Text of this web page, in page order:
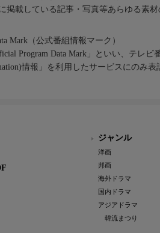
掲載している記事・写真等あらゆる素材
Mark（公式番組情報マーク）
Program Data Mark」といい、テレビ
情報」を利用したサービスにのみ
ジャンル
洋画
邦画
海外ドラマ
国内ドラマ
アジアドラマ
韓流まつり